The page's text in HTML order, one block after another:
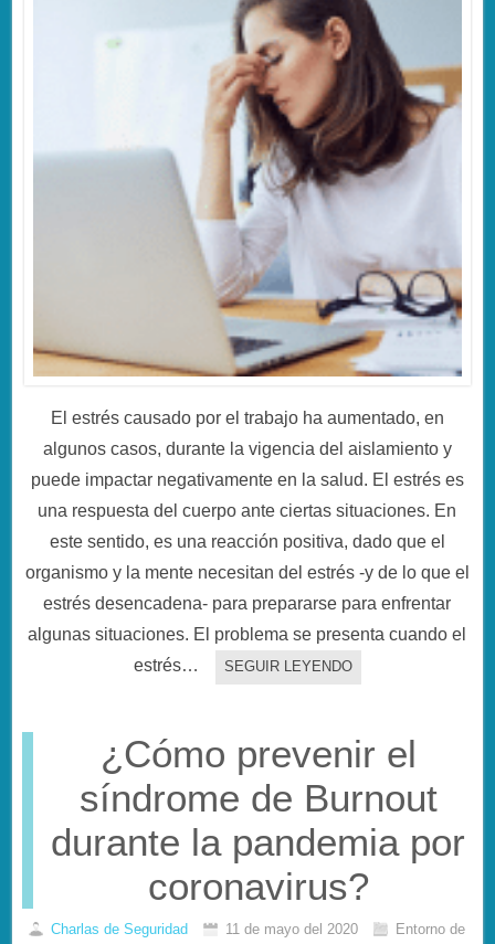
El estrés causado por el trabajo ha aumentado, en
algunos casos, durante la vigencia del aislamiento y
puede impactar negativamente en la salud. El estrés es
una respuesta del cuerpo ante ciertas situaciones. En
este sentido, es una reacción positiva, dado que el
organismo y la mente necesitan del estrés -y de lo que el
estrés desencadena- para prepararse para enfrentar
algunas situaciones. El problema se presenta cuando el
estrés…
SEGUIR LEYENDO
¿Cómo prevenir el
síndrome de Burnout
durante la pandemia por
coronavirus?
Charlas de Seguridad 11 de mayo del 2020
Entorno de